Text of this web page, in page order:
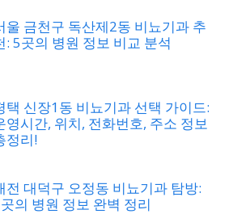
울 금천구 독산제2동 비뇨기과 추
: 5곳의 병원 정보 비교 분석
택 신장1동 비뇨기과 선택 가이드:
영시간, 위치, 전화번호, 주소 정보
정리!
전 대덕구 오정동 비뇨기과 탐방:
의 병원 정보 완벽 정리